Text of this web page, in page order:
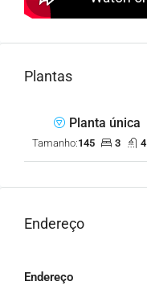
Plantas
Planta única
Tamanho:145 3 4
Endereço
Endereço